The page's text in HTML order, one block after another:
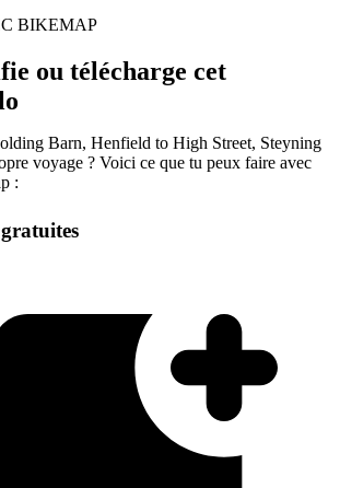
BIKEMAP
ou télécharge cet
Barn, Henfield to High Street, Steyning
voyage ? Voici ce que tu peux faire avec
: